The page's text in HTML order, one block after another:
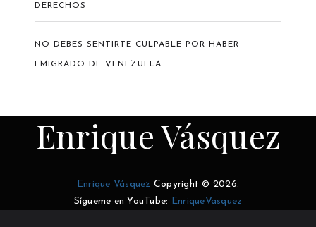
DERECHOS
NO DEBES SENTIRTE CULPABLE POR HABER
EMIGRADO DE VENEZUELA
Enrique Vásquez
Enrique Vásquez Copyright © 2026.
Sígueme en YouTube: EnriqueVasquez